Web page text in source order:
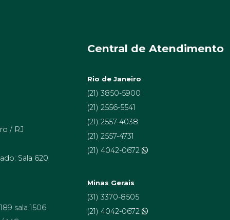
/ RJ
Sala 620
sala 1506
MG
Central de Atendimento
Rio de Janeiro
(21) 3850-5900
(21) 2556-5541
(21) 2557-4038
(21) 2557-4731
(21) 4042-0672
Minas Gerais
(31) 3370-8505
(21) 4042-0672